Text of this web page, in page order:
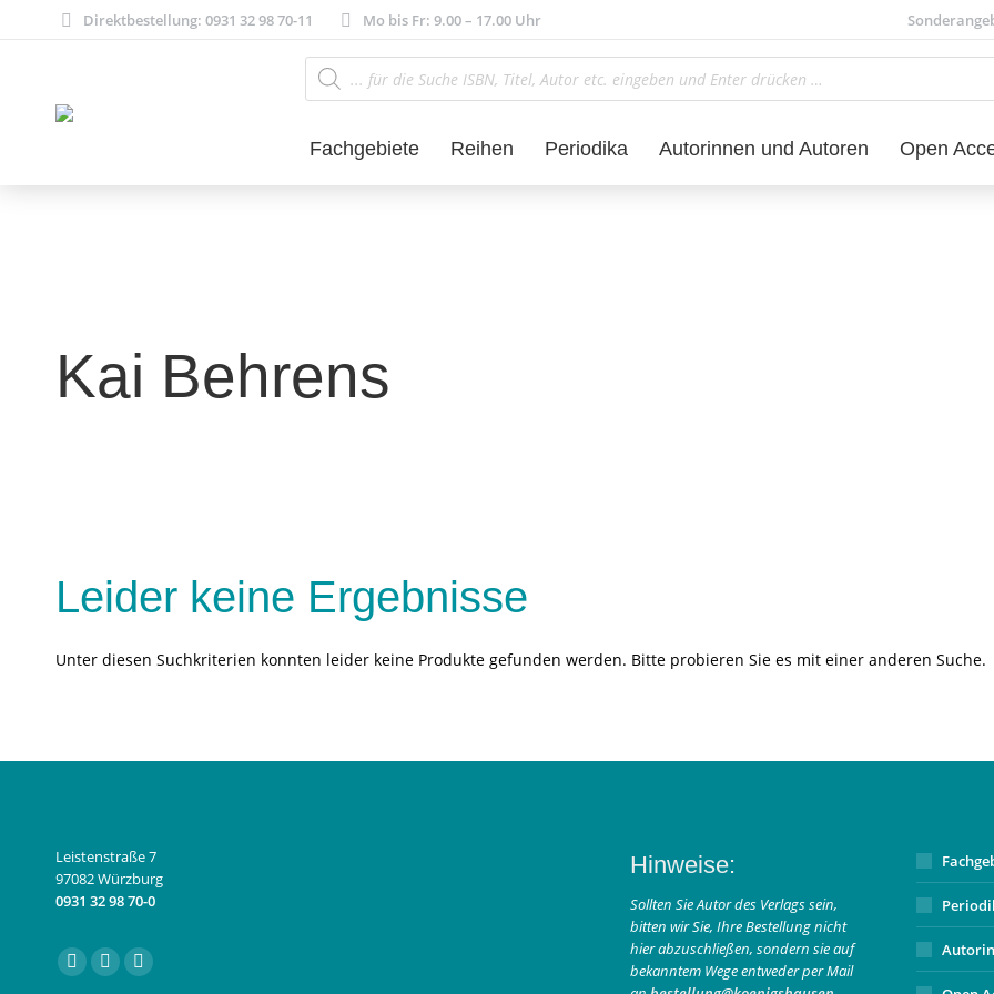
Direktbestellung: 0931 32 98 70-11 Mo bis Fr: 9.00 – 17.00 Uhr
Products
search
Fachgebiete Reihen Periodika Autorinnen und Autoren Open
Kai Behrens
Leider keine Ergebnisse
Unter diesen Suchkriterien konnten leider keine Produkte gefunden werden. Bitte probieren Sie es mit einer anderen Suche.
Leistenstraße 7
97082 Würzburg
0931 32 98 70-0
Finden Sie uns auf:
FacebookInstagram
E-
Hinweise:
Sollten Sie Autor des Verlags sein,
bitten wir Sie, Ihre Bestellung nicht
hier abzuschließen, sondern sie auf
bekanntem Wege entweder per Mail